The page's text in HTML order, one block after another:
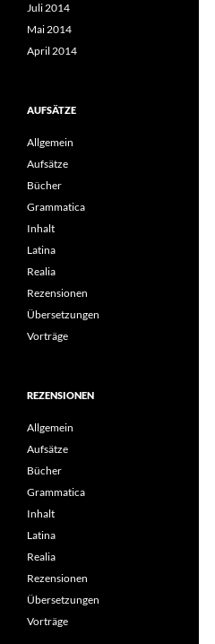
Juli 2014
Mai 2014
April 2014
AUFSÄTZE
Allgemein
Aufsätze
Bücher
Grammatica
Inhalt
Latina
Realia
Rezensionen
Übersetzungen
Vorträge
REZENSIONEN
Allgemein
Aufsätze
Bücher
Grammatica
Inhalt
Latina
Realia
Rezensionen
Übersetzungen
Vorträge